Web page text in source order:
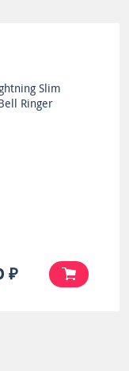
Slim
Ringer
₽